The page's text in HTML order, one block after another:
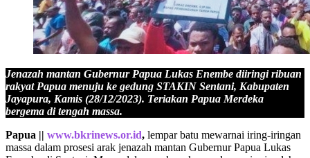
Jenazah mantan Gubernur Papua Lukas Enembe diiringi ribuan
rakyat Papua menuju ke gedung STAKIN Sentani, Kabupaten
Jayapura, Kamis (28/12/2023). Teriakan Papua Merdeka
bergema di tengah massa.
Papua || www.bkrinews.or.id, lempar batu mewarnai iring-iringan
massa dalam prosesi arak jenazah mantan Gubernur Papua Lukas